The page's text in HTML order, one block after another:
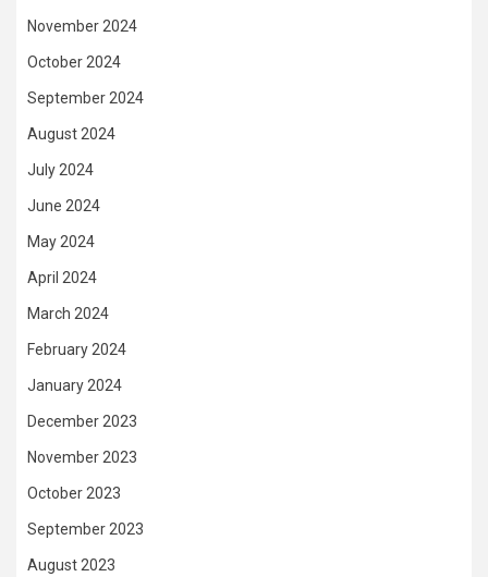
November 2024
October 2024
September 2024
August 2024
July 2024
June 2024
May 2024
April 2024
March 2024
February 2024
January 2024
December 2023
November 2023
October 2023
September 2023
August 2023